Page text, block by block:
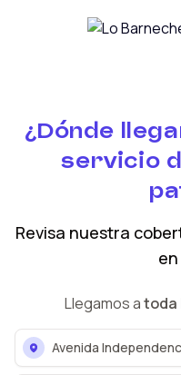
¿Dónde
servicio
Revisa nuestra
en
Llegamos atoda
Avenida